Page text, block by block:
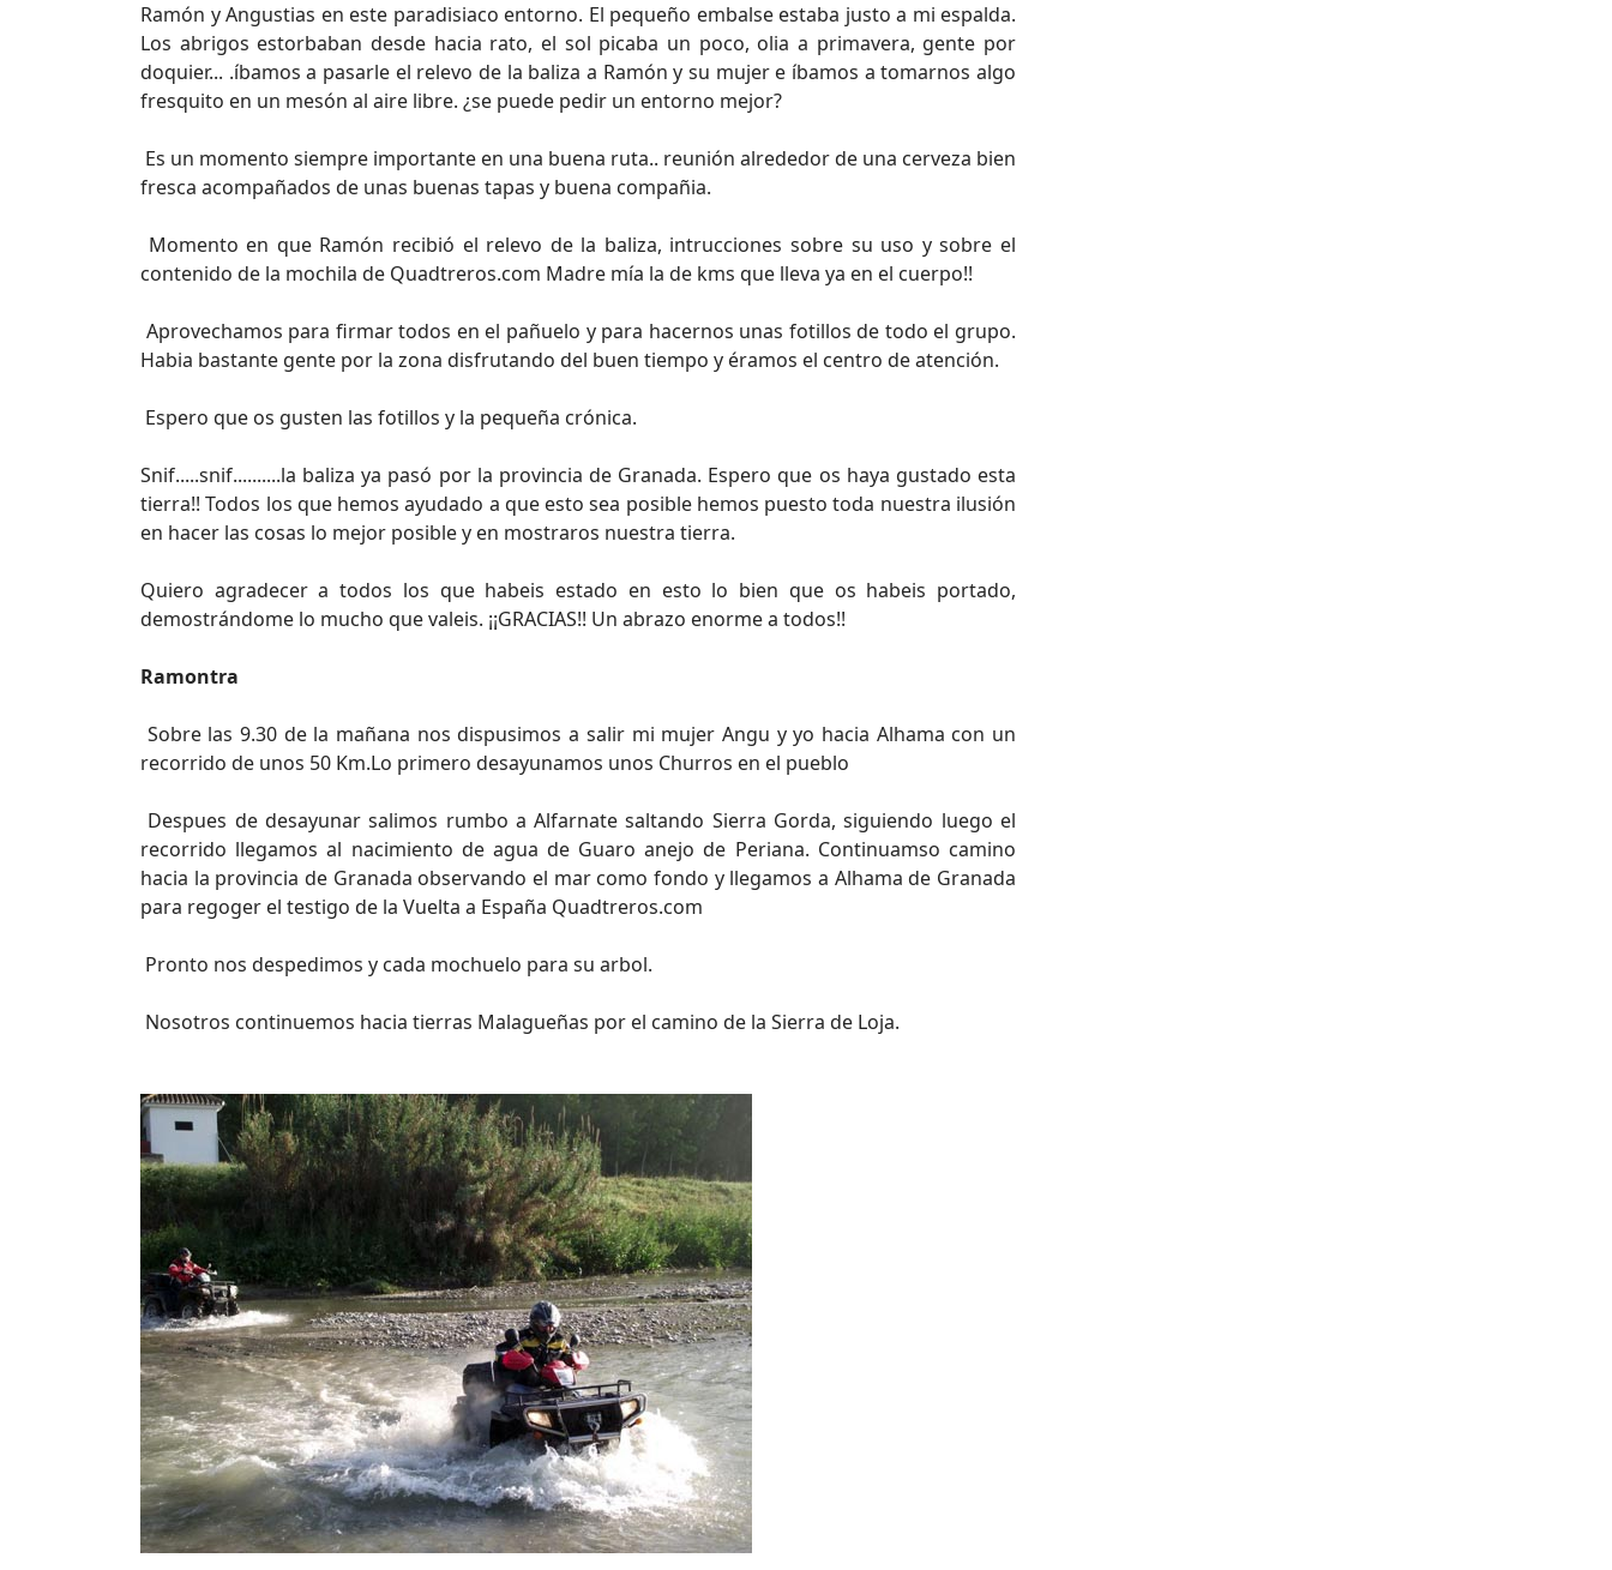
Ramón y Angustias en este paradisiaco entorno. El pequeño embalse estaba justo a mi espalda.
Los abrigos estorbaban desde hacia rato, el sol picaba un poco, olia a primavera, gente por
doquier... .íbamos a pasarle el relevo de la baliza a Ramón y su mujer e íbamos a tomarnos algo
fresquito en un mesón al aire libre. ¿se puede pedir un entorno mejor?
Es un momento siempre importante en una buena ruta.. reunión alrededor de una cerveza bien
fresca acompañados de unas buenas tapas y buena compañia.
Momento en que Ramón recibió el relevo de la baliza, intrucciones sobre su uso y sobre el
contenido de la mochila de Quadtreros.com Madre mía la de kms que lleva ya en el cuerpo!!
Aprovechamos para firmar todos en el pañuelo y para hacernos unas fotillos de todo el grupo.
Habia bastante gente por la zona disfrutando del buen tiempo y éramos el centro de atención.
Espero que os gusten las fotillos y la pequeña crónica.
Snif.....snif..........la baliza ya pasó por la provincia de Granada. Espero que os haya gustado esta
tierra!! Todos los que hemos ayudado a que esto sea posible hemos puesto toda nuestra ilusión
en hacer las cosas lo mejor posible y en mostraros nuestra tierra.
Quiero agradecer a todos los que habeis estado en esto lo bien que os habeis portado,
demostrándome lo mucho que valeis. ¡¡GRACIAS!! Un abrazo enorme a todos!!
Ramontra
Sobre las 9.30 de la mañana nos dispusimos a salir mi mujer Angu y yo hacia Alhama con un
recorrido de unos 50 Km.Lo primero desayunamos unos Churros en el pueblo
Despues de desayunar salimos rumbo a Alfarnate saltando Sierra Gorda, siguiendo luego el
recorrido llegamos al nacimiento de agua de Guaro anejo de Periana. Continuamso camino
hacia la provincia de Granada observando el mar como fondo y llegamos a Alhama de Granada
para regoger el testigo de la Vuelta a España Quadtreros.com
Pronto nos despedimos y cada mochuelo para su arbol.
Nosotros continuemos hacia tierras Malagueñas por el camino de la Sierra de Loja.